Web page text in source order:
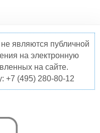
являются публичной
на электронную
на сайте.
+7 (495) 280-80-12